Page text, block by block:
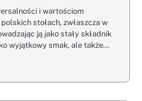
i wartościom
stołach, zwłaszcza w
ją jako stały składnik
wyjątkowy smak, ale także…